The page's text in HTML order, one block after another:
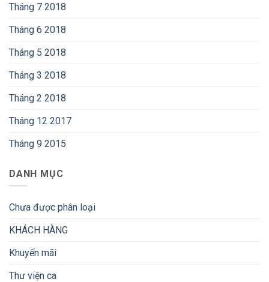
Tháng 7 2018
Tháng 6 2018
Tháng 5 2018
Tháng 3 2018
Tháng 2 2018
Tháng 12 2017
Tháng 9 2015
DANH MỤC
Chưa được phân loại
KHÁCH HÀNG
Khuyến mãi
Thư viện ca